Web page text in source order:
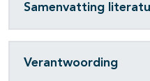
Samenvatting
Verantwoording